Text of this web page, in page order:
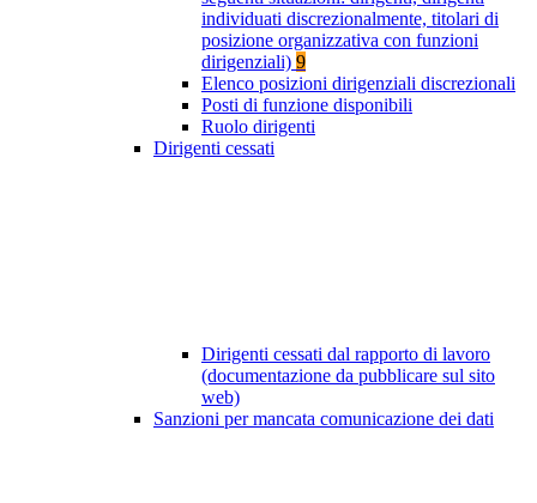
individuati discrezionalmente, titolari di
posizione organizzativa con funzioni
dirigenziali) 9
Elenco posizioni dirigenziali discrezionali
Posti di funzione disponibili
Ruolo dirigenti
Dirigenti cessati
Dirigenti cessati dal rapporto di lavoro
(documentazione da pubblicare sul sito
web)
Sanzioni per mancata comunicazione dei dati